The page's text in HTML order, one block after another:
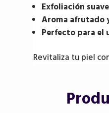
Exfoliación
Aroma afrutado
Perfecto para el
Revitaliza tu piel